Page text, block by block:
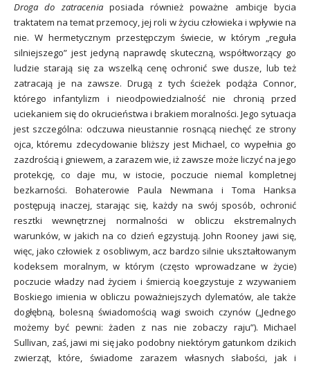
Droga do zatraceniaposiada również poważne ambicje bycia
traktatem na temat przemocy, jej roli w życiu człowieka i wpływie na
nie. W hermetycznym przestępczym świecie, w którym „reguła
silniejszego” jest jedyną naprawdę skuteczną, współtworzący go
ludzie starają się za wszelką cenę ochronić swe dusze, lub też
zatracają je na zawsze. Drugą z tych ścieżek podąża Connor,
którego infantylizm i nieodpowiedzialność nie chronią przed
uciekaniem się do okrucieństwa i brakiem moralności. Jego sytuacja
jest szczególna: odczuwa nieustannie rosnącą niechęć ze strony
ojca, któremu zdecydowanie bliższy jest Michael, co wypełnia go
zazdrością i gniewem, a zarazem wie, iż zawsze może liczyć na jego
protekcję, co daje mu, w istocie, poczucie niemal kompletnej
bezkarności. Bohaterowie Paula Newmana i Toma Hanksa
postępują inaczej, starając się, każdy na swój sposób, ochronić
resztki wewnętrznej normalności w obliczu ekstremalnych
warunków, w jakich na co dzień egzystują. John Rooney jawi się,
więc, jako człowiek z osobliwym, acz bardzo silnie ukształtowanym
kodeksem moralnym, w którym (często wprowadzane w życie)
poczucie władzy nad życiem i śmiercią koegzystuje z wzywaniem
Boskiego imienia w obliczu poważniejszych dylematów, ale także
dogłębną, bolesną świadomością wagi swoich czynów („Jednego
możemy być pewni: żaden z nas nie zobaczy raju”). Michael
Sullivan, zaś, jawi mi się jako podobny niektórym gatunkom dzikich
zwierząt, które, świadome zarazem własnych słabości, jak i